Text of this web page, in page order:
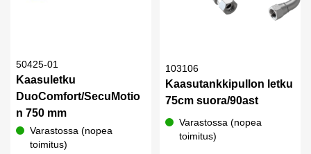
50425-01
Kaasuletku
DuoComfort/SecuMotio
n 750 mm
Varastossa (nopea
toimitus)
103106
Kaasutankkipullon letku
75cm suora/90ast
Varastossa (nopea
toimitus)